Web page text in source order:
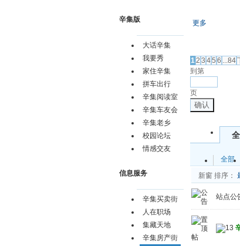
辛集版
大话辛集
我要秀
家住辛集
拼车出行
辛集阅读室
辛集车友会
辛集老乡
校园论坛
情感交友
信息服务
辛集买卖街
人在职场
集藏天地
辛集房产街
更多
12 3 45 6 ...84
到第
页
确认
全部
新窗 排序：
站点公